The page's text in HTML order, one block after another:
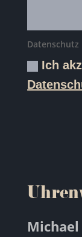
Datenschutz
Ich